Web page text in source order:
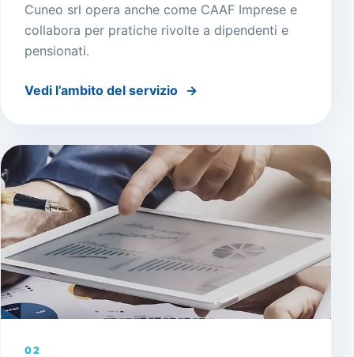
Cuneo srl opera anche come CAAF Imprese e
collabora per pratiche rivolte a dipendenti e
pensionati.
Vedi l’ambito del servizio →
02